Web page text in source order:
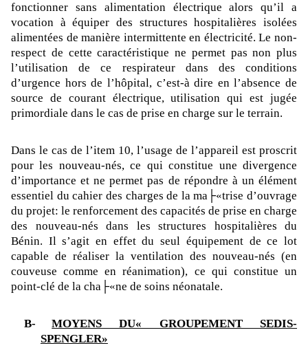
fonctionner sans alimentation électrique alors qu’il a
vocation à équiper des structures hospitalières isolées
alimentées de manière intermittente en électricité. Le non-
respect de cette caractéristique ne permet pas non plus
l’utilisation de ce respirateur dans des conditions
d’urgence hors de l’hôpital, c’est-à dire en l’absence de
source de courant électrique, utilisation qui est jugée
primordiale dans le cas de prise en charge sur le terrain.
Dans le cas de l’item 10, l’usage de l’appareil est proscrit
pour les nouveau-nés, ce qui constitue une divergence
d’importance et ne permet pas de répondre à un élément
essentiel du cahier des charges de la ma├«trise d’ouvrage
du projet: le renforcement des capacités de prise en charge
des nouveau-nés dans les structures hospitalières du
Bénin. Il s’agit en effet du seul équipement de ce lot
capable de réaliser la ventilation des nouveau-nés (en
couveuse comme en réanimation), ce qui constitue un
point-clé de la cha├«ne de soins néonatale.
B-
MOYENS DU« GROUPEMENT SEDIS-
SPENGLER»